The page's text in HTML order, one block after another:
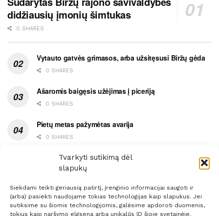
Tvarkyti sutikimą dėl
slapukų
Siekdami teikti geriausią patirtį, įrenginio informacijai saugoti ir
(arba) pasiekti naudojame tokias technologijas kaip slapukus. Jei
sutiksime su šiomis technologijomis, galėsime apdoroti duomenis,
tokius kaip naršymo elgsena arba unikalūs ID šioje svetainėje.
didžiausių įmonių šimtukas
0 SHARES
Vytauto gatvės grimasos, arba užsitęsusi Biržų gėda
0 SHARES
Ašaromis baigęsis užėjimas į piceriją
0 SHARES
Pietų metas pažymėtas avarija
0 SHARES
Ypatingas dviejų medikių likimo ryšys
0 SHARES